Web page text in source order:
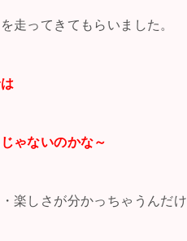
走ってきてもらいました。
ゃないのかな～
楽しさが分かっちゃうんだ